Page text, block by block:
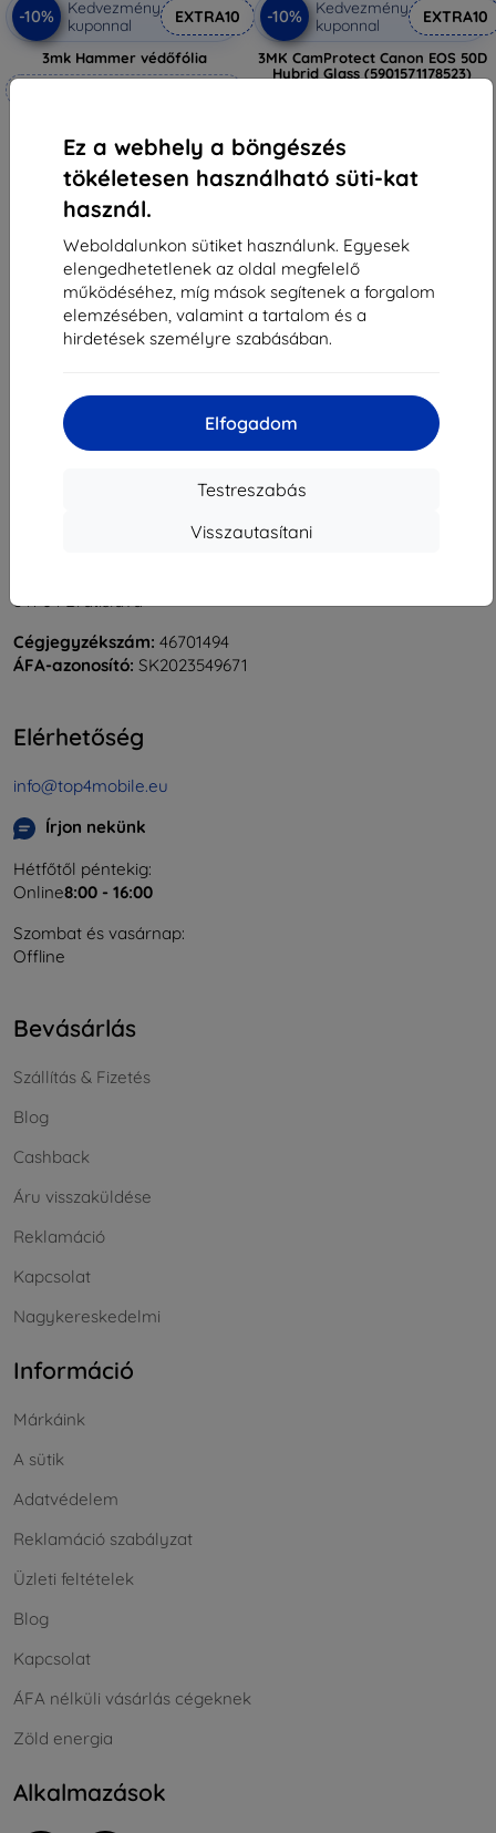
Ez a webhely a böngészés
tökéletesen használható süti-kat
használ.
Weboldalunkon sütiket használunk. Egyesek
elengedhetetlenek az oldal megfelelő
működéséhez, míg mások segítenek a forgalom
elemzésében, valamint a tartalom és a
hirdetések személyre szabásában.
Elfogadom
Testreszabás
Visszautasítani
-10%
Kedvezmény
kuponnal
EXTRA10
3mk Hammer védőfólia
6 291 Ft
Raktáron 4 darab
-10%
Kedvezmény
kuponnal
EXTRA10
3MK CamProtect Canon EOS 50D
Hybrid Glass (5901571178523)
Utolsó darab raktáron
Összes találat6.
841 04 Bratislava
Cégjegyzékszám: 46701494
ÁFA-azonosító: SK2023549671
Elérhetőség
info@top4mobile.eu
Írjon nekünk
Hétfőtől péntekig:
Online8:00 - 16:00
Szombat és vasárnap:
Offline
Bevásárlás
Szállítás & Fizetés
Blog
Cashback
Áru visszaküldése
Reklamáció
Kapcsolat
Nagykereskedelmi
Információ
Márkáink
A sütik
Adatvédelem
Reklamáció szabályzat
Üzleti feltételek
Blog
Kapcsolat
ÁFA nélküli vásárlás cégeknek
Zöld energia
Alkalmazások